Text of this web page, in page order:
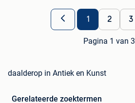
1 2 3
Pagina 1 van 3
daalderop in Antiek en Kunst
Gerelateerde zoektermen